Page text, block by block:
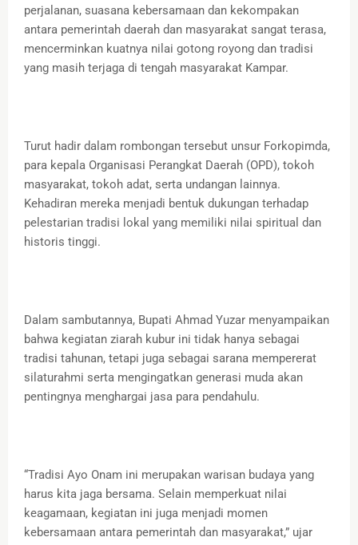
perjalanan, suasana kebersamaan dan kekompakan
antara pemerintah daerah dan masyarakat sangat terasa,
mencerminkan kuatnya nilai gotong royong dan tradisi
yang masih terjaga di tengah masyarakat Kampar.
Turut hadir dalam rombongan tersebut unsur Forkopimda,
para kepala Organisasi Perangkat Daerah (OPD), tokoh
masyarakat, tokoh adat, serta undangan lainnya.
Kehadiran mereka menjadi bentuk dukungan terhadap
pelestarian tradisi lokal yang memiliki nilai spiritual dan
historis tinggi.
Dalam sambutannya, Bupati Ahmad Yuzar menyampaikan
bahwa kegiatan ziarah kubur ini tidak hanya sebagai
tradisi tahunan, tetapi juga sebagai sarana mempererat
silaturahmi serta mengingatkan generasi muda akan
pentingnya menghargai jasa para pendahulu.
“Tradisi Ayo Onam ini merupakan warisan budaya yang
harus kita jaga bersama. Selain memperkuat nilai
keagamaan, kegiatan ini juga menjadi momen
kebersamaan antara pemerintah dan masyarakat,” ujar